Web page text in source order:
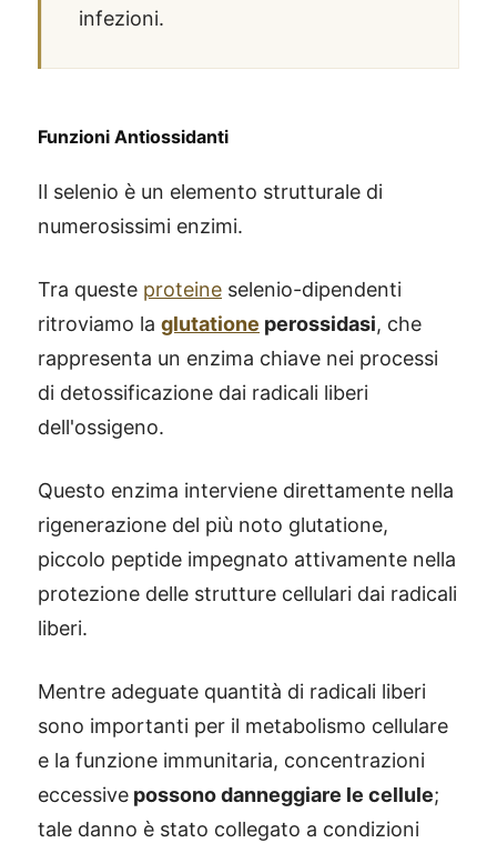
infezioni.
Funzioni Antiossidanti
Il selenio è un elemento strutturale di
numerosissimi enzimi.
Tra queste proteine selenio-dipendenti
ritroviamo la glutatione perossidasi, che
rappresenta un enzima chiave nei processi
di detossificazione dai radicali liberi
dell'ossigeno.
Questo enzima interviene direttamente nella
rigenerazione del più noto glutatione,
piccolo peptide impegnato attivamente nella
protezione delle strutture cellulari dai radicali
liberi.
Mentre adeguate quantità di radicali liberi
sono importanti per il metabolismo cellulare
e la funzione immunitaria, concentrazioni
eccessive possono danneggiare le cellule;
tale danno è stato collegato a condizioni